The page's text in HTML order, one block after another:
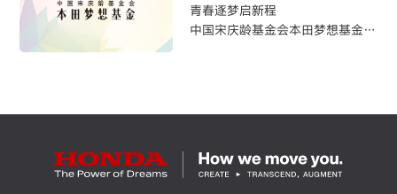
青春逐梦启新程
中国宋庆龄基金会本田梦想基金第